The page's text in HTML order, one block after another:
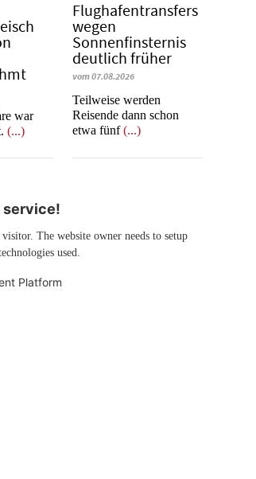
war
(...)
Flughafentransfers
wegen
Sonnenfinsternis
deutlich früher
vom 07.08.2026
Teilweise werden
Reisende dann schon
etwa fünf(...)
service!
The website owner needs to setup
used.
Platform